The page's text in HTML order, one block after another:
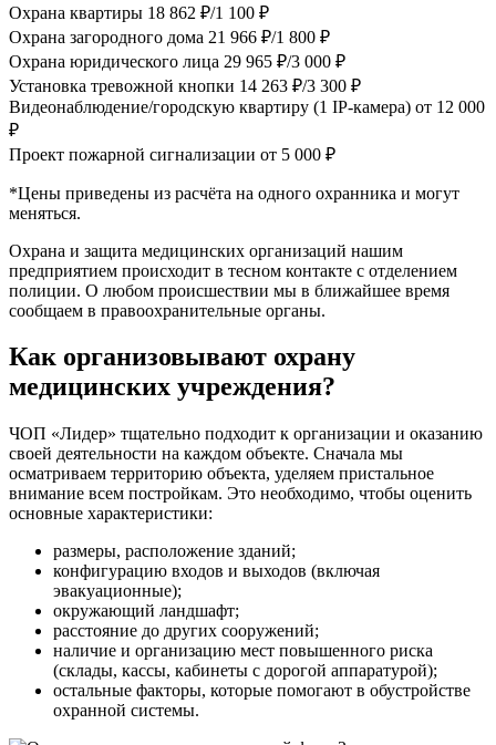
Охрана квартиры 18 862 ₽/1 100 ₽
Охрана загородного дома 21 966 ₽/1 800 ₽
Охрана юридического лица 29 965 ₽/3 000 ₽
Установка тревожной кнопки 14 263 ₽/3 300 ₽
Видеонаблюдение/городскую квартиру (1 IP-камера) от 12 000
₽
Проект пожарной сигнализации от 5 000 ₽
*Цены приведены из расчёта на одного охранника и могут
меняться.
Охрана и защита медицинских организаций нашим
предприятием происходит в тесном контакте с отделением
полиции. О любом происшествии мы в ближайшее время
сообщаем в правоохранительные органы.
Как организовывают охрану
медицинских учреждения?
ЧОП «Лидер» тщательно подходит к организации и оказанию
своей деятельности на каждом объекте. Сначала мы
осматриваем территорию объекта, уделяем пристальное
внимание всем постройкам. Это необходимо, чтобы оценить
основные характеристики:
размеры, расположение зданий;
конфигурацию входов и выходов (включая
эвакуационные);
окружающий ландшафт;
расстояние до других сооружений;
наличие и организацию мест повышенного риска
(склады, кассы, кабинеты с дорогой аппаратурой);
остальные факторы, которые помогают в обустройстве
охранной системы.